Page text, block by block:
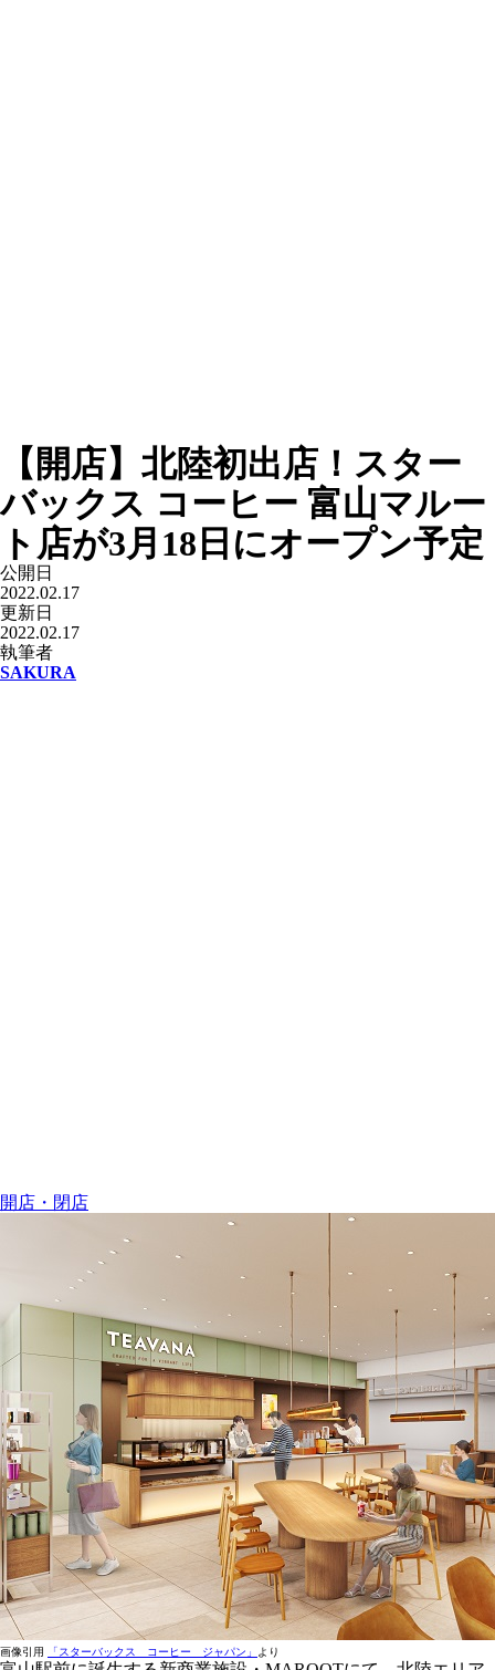
【開店】北陸初出店！スター
バックス コーヒー 富山マルー
ト店が3月18日にオープン予定
公開日
2022.02.17
更新日
2022.02.17
執筆者
SAKURA
開店・閉店
画像引用 「スターバックス コーヒー ジャパン」 より